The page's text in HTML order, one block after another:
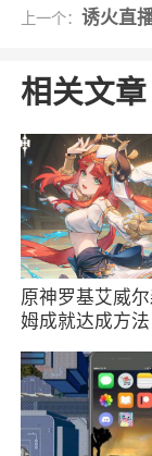
2、对自
级的滤镜，可
哦，各种风格
种拍照指南教
打造个性魅力
快下载使用吧
3、七彩
照片，这里还
多高品质的材
同的风格，并
喜欢拍照，不
上一个：诱火直播会
相关文章
原神罗基艾威
姆成就达成方法